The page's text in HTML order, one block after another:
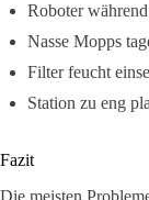
Roboter
Nasse Mopps
Filter feucht
Station zu eng
Fazit